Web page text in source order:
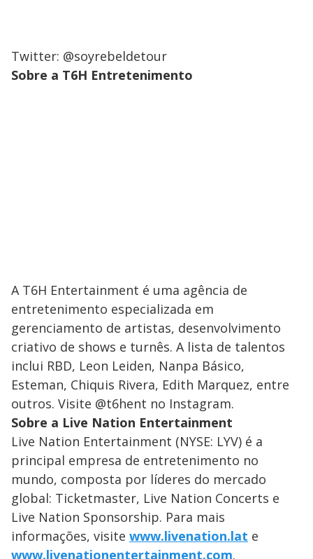
Twitter: @soyrebeldetour
Sobre a T6H Entretenimento
A T6H Entertainment é uma agência de
entretenimento especializada em
gerenciamento de artistas, desenvolvimento
criativo de shows e turnês. A lista de talentos
inclui RBD, Leon Leiden, Nanpa Básico,
Esteman, Chiquis Rivera, Edith Marquez, entre
outros. Visite @t6hent no Instagram.
Sobre a Live Nation Entertainment
Live Nation Entertainment (NYSE: LYV) é a
principal empresa de entretenimento no
mundo, composta por líderes do mercado
global: Ticketmaster, Live Nation Concerts e
Live Nation Sponsorship. Para mais
informações, visite www.livenation.lat e
www.livenationentertainment.com.